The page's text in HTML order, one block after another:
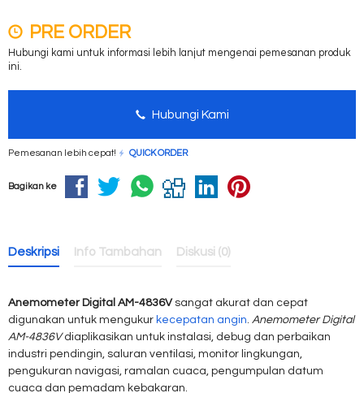
PRE ORDER
Hubungi kami untuk informasi lebih lanjut mengenai pemesanan produk
ini.
Hubungi Kami
Pemesanan lebih cepat! QUICK ORDER
Bagikan ke
Deskripsi Info Tambahan Diskusi (0)
Anemometer Digital AM-4836V sangat akurat dan cepat
digunakan untuk mengukur kecepatan angin. Anemometer Digital
AM-4836Vdiaplikasikan untuk instalasi, debug dan perbaikan
industri pendingin, saluran ventilasi, monitor lingkungan,
pengukuran navigasi, ramalan cuaca, pengumpulan datum
cuaca dan pemadam kebakaran.